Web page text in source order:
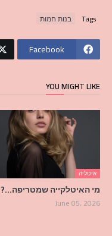
Tags בנות חמות
Facebook
YOU MIGHT LIKE
איטליה
מי האיטלקייה שמטריפה…?
June 05, 2026